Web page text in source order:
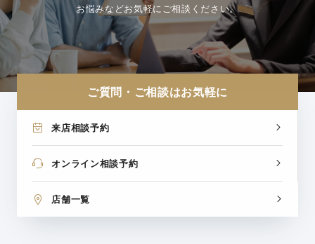
お悩みなどお気軽にご相談ください。
ご質問・ご相談はお気軽に
来店相談予約
オンライン相談予約
店舗一覧